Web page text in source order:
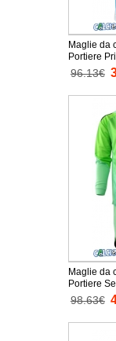
Maglie da
Portiere
Corta +
96.13€
Maglie da
Portiere
Manica
98.63€